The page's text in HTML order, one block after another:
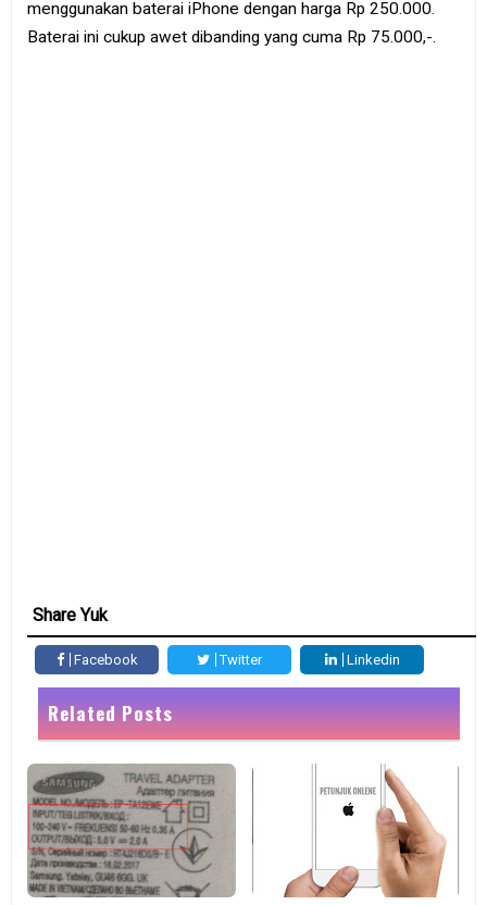
menggunakan baterai iPhone dengan harga Rp 250.000.
Baterai ini cukup awet dibanding yang cuma Rp 75.000,-.
Share Yuk
Facebook Twitter Linkedin
Related Posts